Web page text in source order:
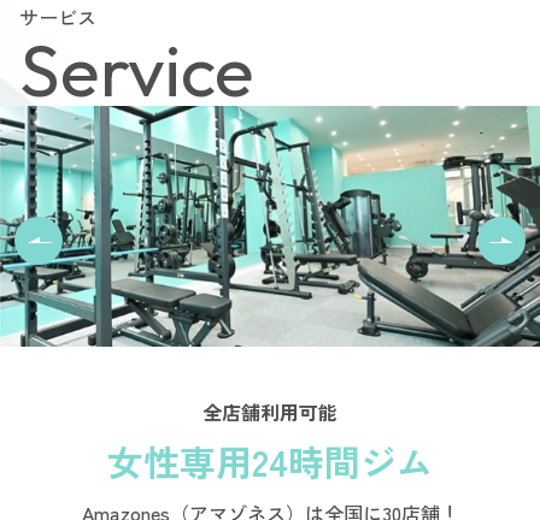
サービス
Service
全店舗利用可能
女性専用24時間ジム
Amazones（アマゾネス）は全国に30店舗！